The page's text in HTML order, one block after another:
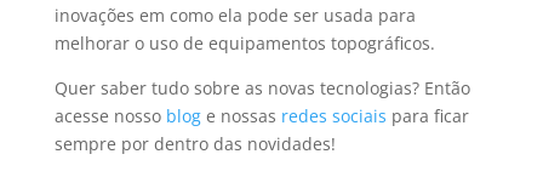
inovações em como ela pode ser usada para
melhorar o uso de equipamentos topográficos.
Quer saber tudo sobre as novas tecnologias? Então
acesse nosso bloge nossas redes sociais para ficar
sempre por dentro das novidades!